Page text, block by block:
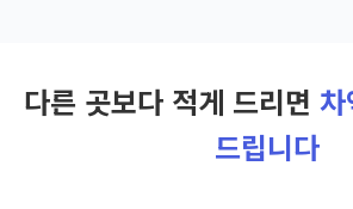
다른 곳보다 적게 드리면
드립니다